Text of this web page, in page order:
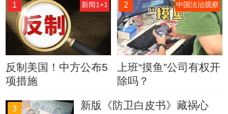
1 新闻1+1
反制美国！中方公布5
项措施
2 中国法治观察
上班“摸鱼”公司有权开
除吗？
3 新版《防卫白皮书》藏祸心